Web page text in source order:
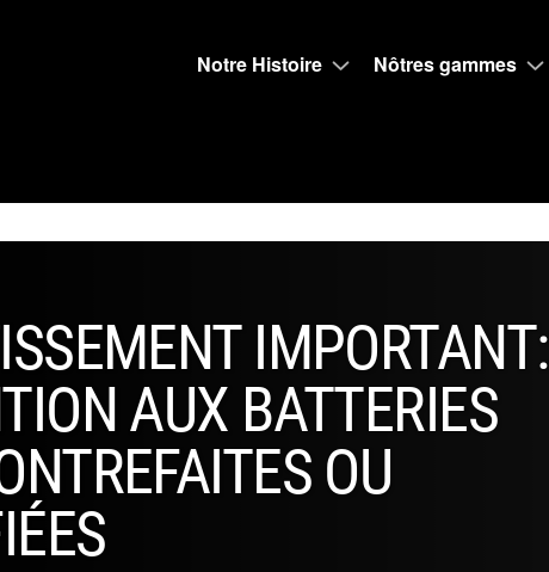
Notre Histoire
Nôtres gammes
IMPORTANT:
AUX BATTERIES
OU